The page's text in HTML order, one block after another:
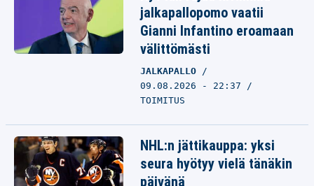
jalkapallopomo vaatii
Gianni Infantino eroamaan
välittömästi
JALKAPALLO
09.08.2026 - 22:37
TOIMITUS
NHL:n jättikauppa: yksi
seura hyötyy vielä tänäkin
päivänä